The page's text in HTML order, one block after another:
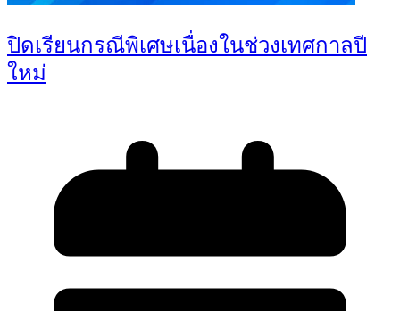
ปิดเรียนกรณีพิเศษเนื่องในช่วงเทศกาลปี
ใหม่